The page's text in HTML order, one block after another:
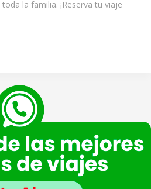
la familia. ¡Reserva tu viaje